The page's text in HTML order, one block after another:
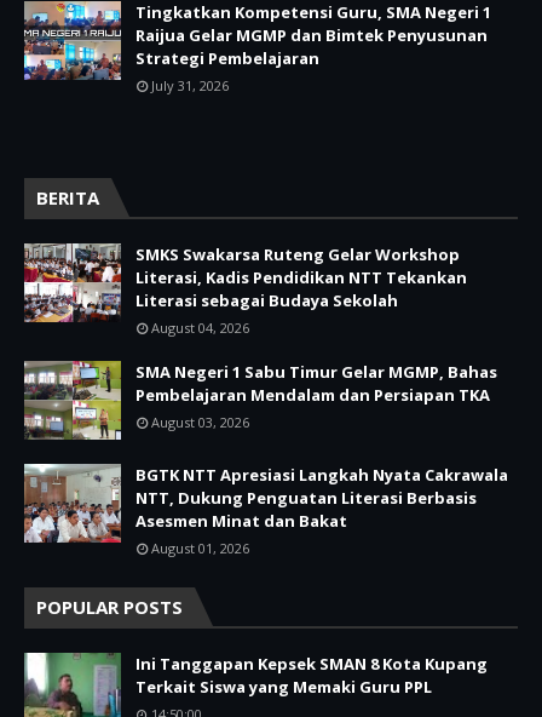
Tingkatkan Kompetensi Guru, SMA Negeri 1
Raijua Gelar MGMP dan Bimtek Penyusunan
Strategi Pembelajaran
July 31, 2026
BERITA
SMKS Swakarsa Ruteng Gelar Workshop
Literasi, Kadis Pendidikan NTT Tekankan
Literasi sebagai Budaya Sekolah
August 04, 2026
SMA Negeri 1 Sabu Timur Gelar MGMP, Bahas
Pembelajaran Mendalam dan Persiapan TKA
August 03, 2026
BGTK NTT Apresiasi Langkah Nyata Cakrawala
NTT, Dukung Penguatan Literasi Berbasis
Asesmen Minat dan Bakat
August 01, 2026
POPULAR POSTS
Ini Tanggapan Kepsek SMAN 8 Kota Kupang
Terkait Siswa yang Memaki Guru PPL